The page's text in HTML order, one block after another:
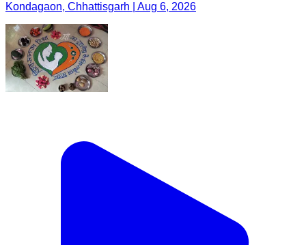
Kondagaon, Chhattisgarh | Aug 6, 2026